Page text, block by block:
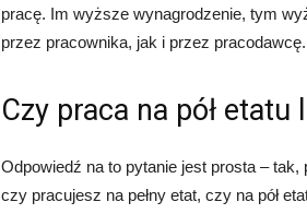
pracę. Im wyższe wynagrodzenie, tym
przez pracownika, jak i przez pracodawcę.
Czy praca na pół
Odpowiedź na to pytanie jest prosta –
czy pracujesz na pełny etat, czy na pół